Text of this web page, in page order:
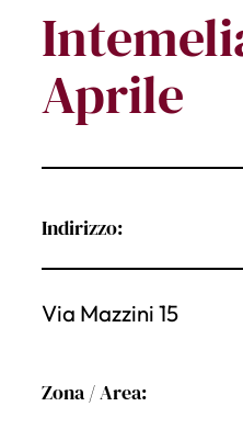
Aprile
Indirizzo:
Via Mazzini 15
Zona / Area: